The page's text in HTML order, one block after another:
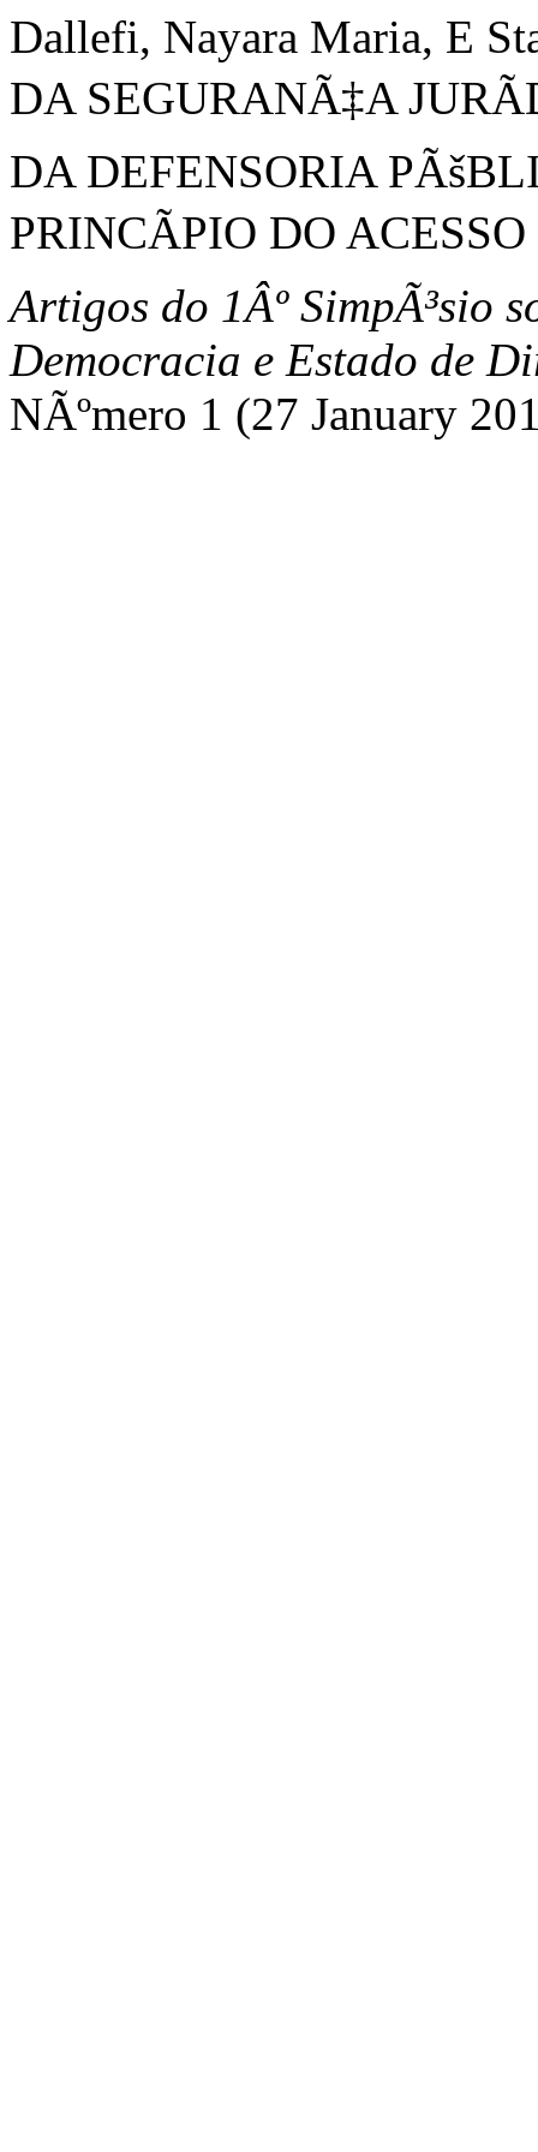
Dallefi, Nayara Maria, E
DA SEGURANÃ‡A
DA DEFENSORIA
PRINCÃPIO DO
Artigos do 1Âº SimpÃ³sio
Democracia e Estado de
NÃºmero 1 (27 January